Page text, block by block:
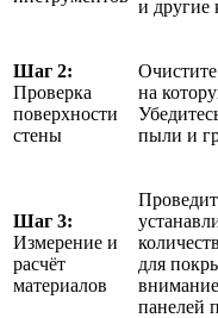
и другие
Шаг 2:
Проверка
поверхности
стены
на
пыли и
Шаг 3:
Измерение и
расчёт
материалов
для
панелей